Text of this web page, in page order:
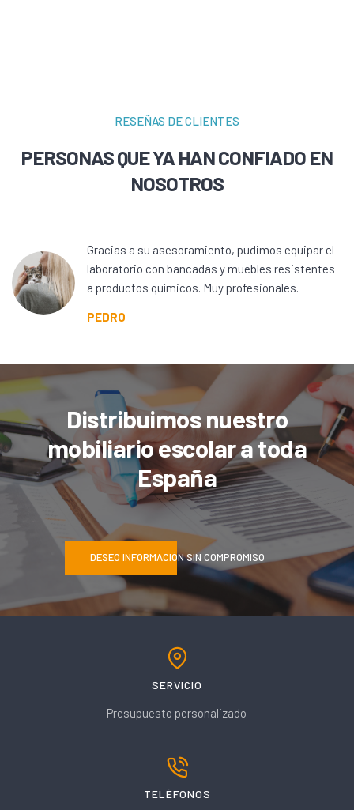
RESEÑAS DE CLIENTES
PERSONAS QUE YA HAN CONFIADO EN
NOSOTROS
Gracias a su asesoramiento, pudimos equipar el
laboratorio con bancadas y muebles resistentes
a productos químicos. Muy profesionales.
PEDRO
Distribuimos nuestro
mobiliario escolar a toda
España
DESEO INFORMACIÓN SIN COMPROMISO
SERVICIO
Presupuesto personalizado
TELÉFONOS